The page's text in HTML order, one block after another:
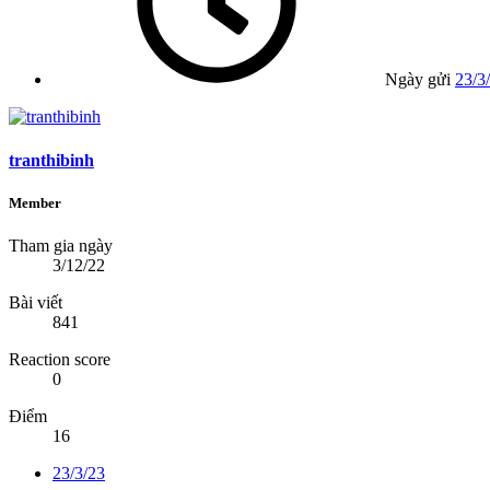
Ngày gửi 23/
tranthibinh
Member
Tham gia ngày
3/12/22
Bài viết
841
Reaction score
0
Điểm
16
23/3/23